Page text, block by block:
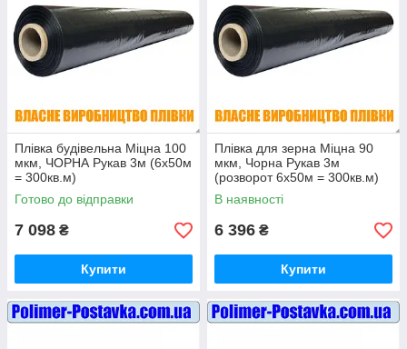
Плівка будівельна Міцна 100
мкм, ЧОРНА Рукав 3м (6х50м
= 300кв.м)
Готово до відправки
7 098 ₴
Купити
Плівка для зерна Міцна 90
мкм, Чорна Рукав 3м
(розворот 6х50м = 300кв.м)
В наявності
6 396 ₴
Купити